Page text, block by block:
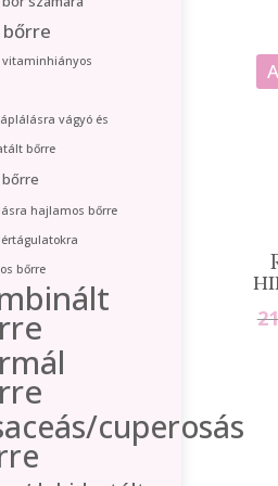
vitaminhiányos
vágyó és
bőrre
hajlamos bőrre
bőrre
cuperosás